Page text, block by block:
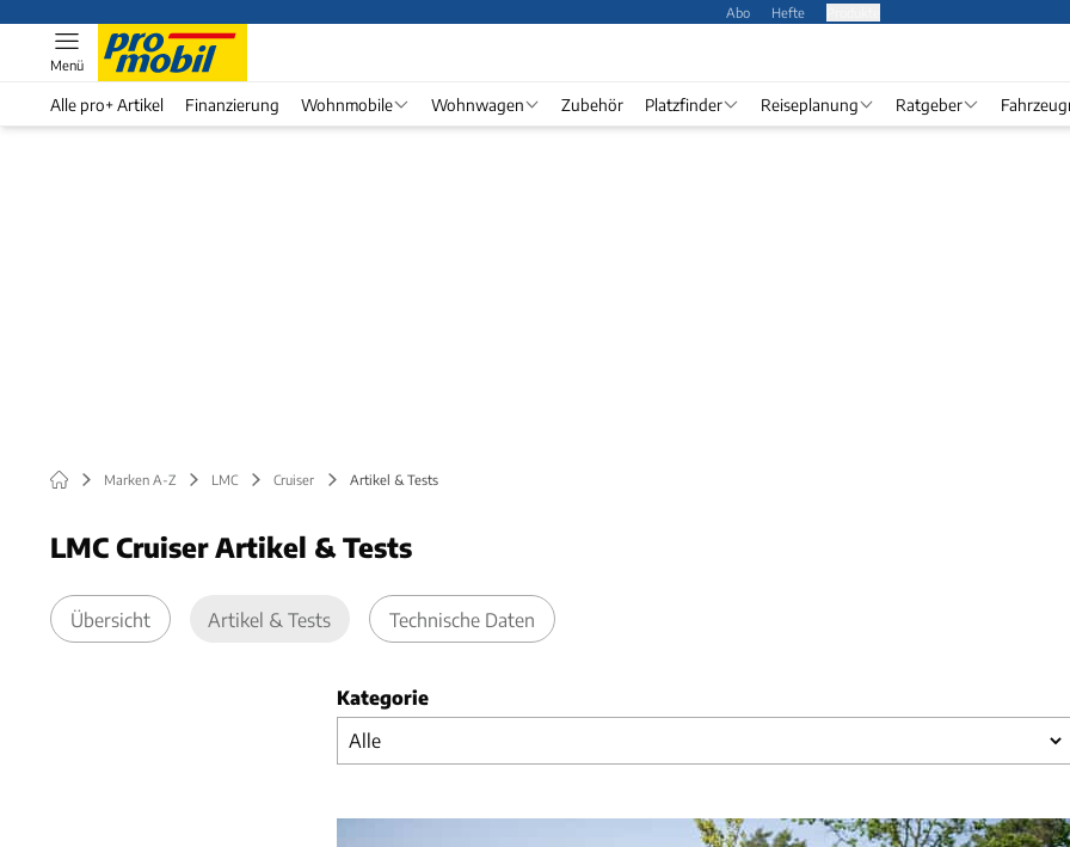
Abo Hefte
Menü
Alle pro+ Artikel Finanzierung Wohnmobile Wohnwagen Zubehör Platzfinder Reiseplanung Ratgeber
Marken A-Z LMC Cruiser Artikel & Tests
LMC Cruiser Artikel & Tests
Übersicht Artikel & Tests Technische Daten
Kategorie